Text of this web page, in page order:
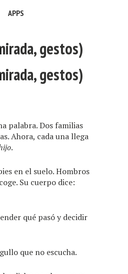
APPS
gestos)
gestos)
palabra. Dos familias
Ahora, cada una llega
.
en el suelo. Hombros
Su cuerpo dice:
qué pasó y decidir
que no escucha.